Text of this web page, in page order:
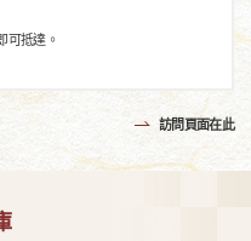
可抵達。
訪問頁面在此